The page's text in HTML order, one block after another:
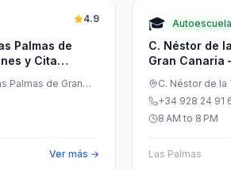
Palmas de
y Cita
4.9
Palmas de Gran
Ver más →
🎓 Autoescuela
C. Néstor de
Gran Canaria
C. Néstor de la
Canaria, Las
+34 928 24 91
8 AM to 8 PM
Las Palmas